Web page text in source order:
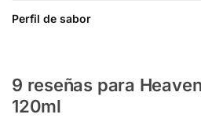
Perfil de sabor
9 reseñas para
120ml